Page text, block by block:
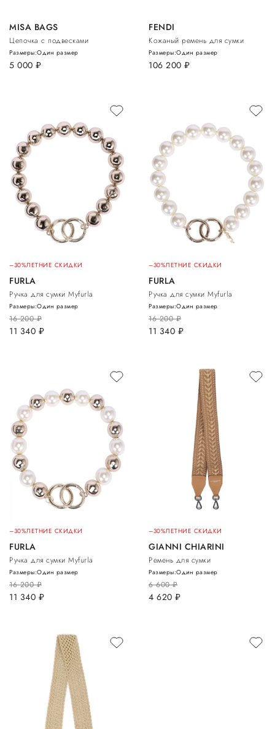
MISA BAGS
Цепочка с подвесками
5 000 руб.
Размеры:Один размер
FENDI
Кожаный ремень для сумки
106 200 руб.
Размеры:Один размер
–30%ЛЕТНИЕ СКИДКИ
FURLA
Ручка для сумки Myfurla
16 200руб.
11 340 руб.
Размеры:Один размер
–30%ЛЕТНИЕ СКИДКИ
FURLA
Ручка для сумки Myfurla
16 200руб.
11 340 руб.
Размеры:Один размер
–30%ЛЕТНИЕ СКИДКИ
FURLA
Ручка для сумки Myfurla
16 200руб.
11 340 руб.
Размеры:Один размер
–30%ЛЕТНИЕ СКИДКИ
GIANNI CHIARINI
Ремень для сумки
6 600руб.
4 620 руб.
Размеры:Один размер